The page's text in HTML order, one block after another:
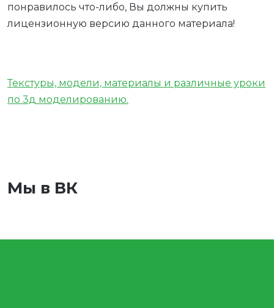
понравилось что-либо, Вы должны купить
лицензионную версию данного материала!
Текстуры, модели, материалы и различные уроки
по 3д моделированию.
Мы в ВК